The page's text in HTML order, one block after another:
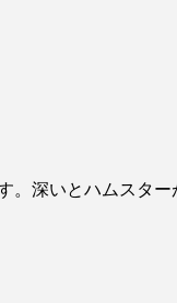
。深いとハムスタ